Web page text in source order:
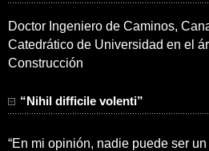
Doctor Ingeniero de Caminos,
Catedrático de Universidad en el
Construcción
“Nihil difficile volenti”
“En mi opinión, nadie puede ser